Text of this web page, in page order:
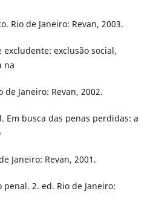
Rio de Janeiro: Revan, 2003.
excludente: exclusão social,
na
Janeiro: Revan, 2002.
Em busca das penas perdidas: a
Janeiro: Revan, 2001.
penal. 2. ed. Rio de Janeiro: